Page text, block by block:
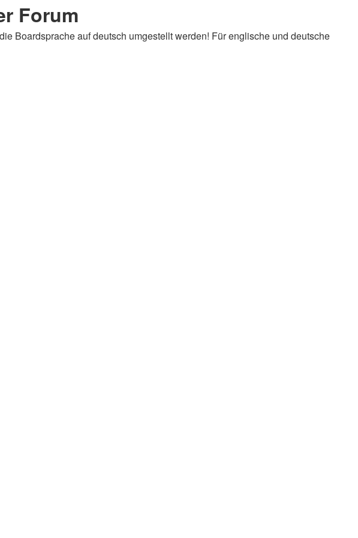
Forum
Boardsprache auf deutsch umgestellt werden! Für englische und deutsche